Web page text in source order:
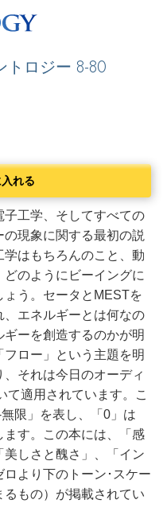
トロジー 8-80
れる
子工学、そしてすべての
現象に関する最初の説
はもちろんのこと、動
のようにビーイングに
う。セータとMESTを
エネルギーとは何なの
ーを創造するのかが明
フロー」という主題を明
それは今日のオーディ
て適用されています。
こ
限」
を表し、「0」は
す。
この本には、「感
美しさと醜さ」、「イン
より下のトーン･スケー
もの）が掲載されてい